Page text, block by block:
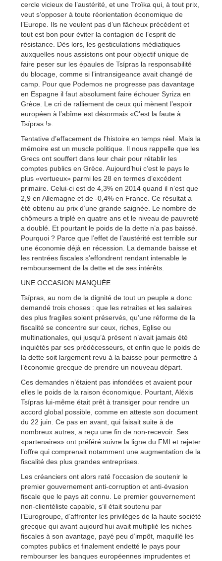
cercle vicieux de l’austérité, et une Troïka qui, à tout prix,
veut s’opposer à toute réorientation économique de
l’Europe. Ils ne veulent pas d’un fâcheux précédent et
tout est bon pour éviter la contagion de l’esprit de
résistance. Dès lors, les gesticulations médiatiques
auxquelles nous assistons ont pour objectif unique de
faire peser sur les épaules de Tsípras la responsabilité
du blocage, comme si l’intransigeance avait changé de
camp. Pour que Podemos ne progresse pas davantage
en Espagne il faut absolument faire échouer Syriza en
Grèce. Le cri de ralliement de ceux qui mènent l’espoir
européen à l’abîme est désormais «C’est la faute à
Tsípras !».
Tentative d’effacement de l’histoire en temps réel. Mais la
mémoire est un muscle politique. Il nous rappelle que les
Grecs ont souffert dans leur chair pour rétablir les
comptes publics en Grèce. Aujourd’hui c’est le pays le
plus «vertueux» parmi les 28 en termes d’excédent
primaire. Celui-ci est de 4,3% en 2014 quand il n’est que
2,9 en Allemagne et de -0,4% en France. Ce résultat a
été obtenu au prix d’une grande saignée. Le nombre de
chômeurs a triplé en quatre ans et le niveau de pauvreté
a doublé. Et pourtant le poids de la dette n’a pas baissé.
Pourquoi ? Parce que l’effet de l’austérité est terrible sur
une économie déjà en récession. La demande baisse et
les rentrées fiscales s’effondrent rendant intenable le
remboursement de la dette et de ses intérêts.
UNE OCCASION MANQUÉE
Tsípras, au nom de la dignité de tout un peuple a donc
demandé trois choses : que les retraites et les salaires
des plus fragiles soient préservés, qu’une réforme de la
fiscalité se concentre sur ceux, riches, Eglise ou
multinationales, qui jusqu’à présent n’avait jamais été
inquiétés par ses prédécesseurs, et enfin que le poids de
la dette soit largement revu à la baisse pour permettre à
l’économie grecque de prendre un nouveau départ.
Ces demandes n’étaient pas infondées et avaient pour
elles le poids de la raison économique. Pourtant, Aléxis
Tsípras lui-même était prêt à transiger pour rendre un
accord global possible, comme en atteste son document
du 22 juin. Ce pas en avant, qui faisait suite à de
nombreux autres, a reçu une fin de non-recevoir. Ses
«partenaires» ont préféré suivre la ligne du FMI et rejeter
l’offre qui comprenait notamment une augmentation de la
fiscalité des plus grandes entreprises.
Les créanciers ont alors raté l’occasion de soutenir le
premier gouvernement anti-corruption et anti-évasion
fiscale que le pays ait connu. Le premier gouvernement
non-clientéliste capable, s’il était soutenu par
l’Eurogroupe, d’affronter les privilèges de la haute société
grecque qui avant aujourd’hui avait multiplié les niches
fiscales à son avantage, payé peu d’impôt, maquillé les
comptes publics et finalement endetté le pays pour
rembourser les banques européennes imprudentes et